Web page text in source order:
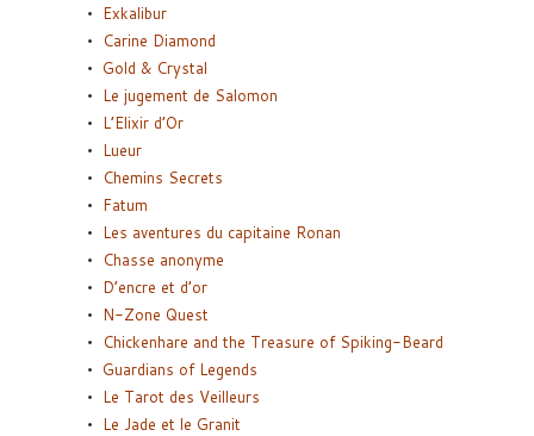
Exkalibur
Carine Diamond
Gold & Crystal
Le jugement de Salomon
L’Elixir d’Or
Lueur
Chemins Secrets
Fatum
Les aventures du capitaine Ronan
Chasse anonyme
D’encre et d’or
N-Zone Quest
Chickenhare and the Treasure of Spiking-Beard
Guardians of Legends
Le Tarot des Veilleurs
Le Jade et le Granit